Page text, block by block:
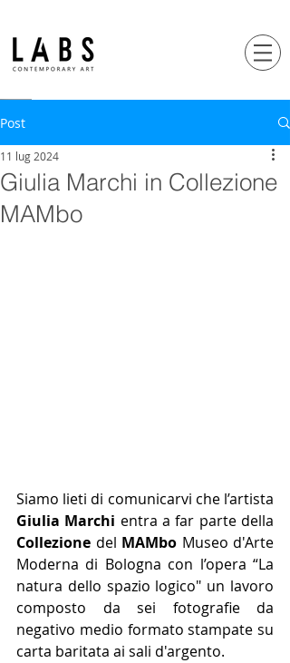
Post
Giulia Marchi in Collezione
MAMbo
11 lug 2024
Giulia Marchi
Collezione del MAMbo Museo d'Arte
Moderna di Bologna con l’opera “La
natura dello spazio logico" un lavoro
composto da sei fotografie da
negativo medio formato stampate su
carta baritata ai sali d'argento.